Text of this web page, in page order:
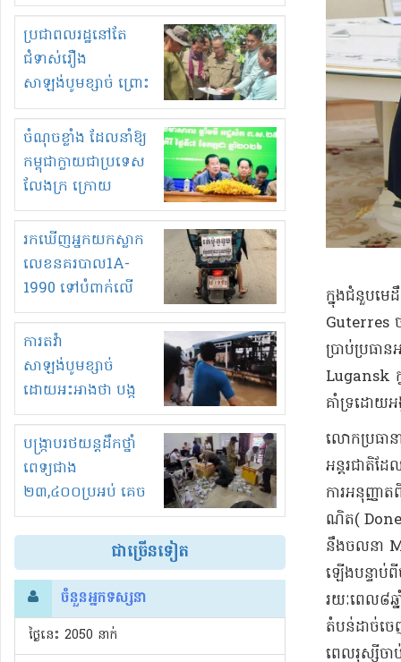
ព្រំដែនភ្នំឌិន និងឈ្មួញ
មួយចំនួនទៀត
កំពង់តែគុបគិតគ្នា
ធ្វើសកម្មភាពរកស៊ីនិង
ស្តុកទំនិញគេចពន្ធ?
ប្រជាពលរដ្ឋនៅតែ
ជំទាស់រឿង
សាឡង់បូមខ្សាច់ ព្រោះ
ខ្លាចបាក់ច្រាំងទៀត!
ចំណុចខ្លាំង ដែលនាំឱ្យ
កម្ពុជាក្លាយជាប្រទេស
លែងក្រ ក្រោយ
ឆ្នាំ២០៣០
រកឃើញអ្នកយកស្លាក
លេខនគរបាល1A-
1990 ទៅបំពាក់លើ
ម៉ូតូរបស់ខ្លួន ដាកផ្លាក
រត់ឌុបហើយ
ការតវ៉ា
សាឡង់បូមខ្សាច់
ដោយអះអាងថា បង្ក
បាក់ច្រាំងទន្លេ និង
រំខានទាំងយប់ទាំងថ្ងៃ
បង្ក្រាបរថយន្តដឹកថ្នាំ
ពេទ្យជាង
២៣,៤០០ប្រអប់ គេច
ពន្ធនិងអត់ច្បាប់នាំ
ចូល!?
ជាច្រើនទៀត
ចំនួនអ្នកទស្សនា
ថ្ងៃនេះ​ 2050 នាក់
ក្នុងជំនួប​ម
Guterres ថ
ប្រាប់​ប្រធា
Lugansk
គាំទ្រ​ដោយ​អ
លោក​ប្រធាន
អន្តរជាតិ​ដ
ការអនុញ្ញា
ណិ​ត​(
នឹង​ចលនា
ឡើង​បន្ទាប់
រយៈពេល​៨​
តំបន់​ដាច់ចេ
ពេល​រុស្ស៊ី​ច